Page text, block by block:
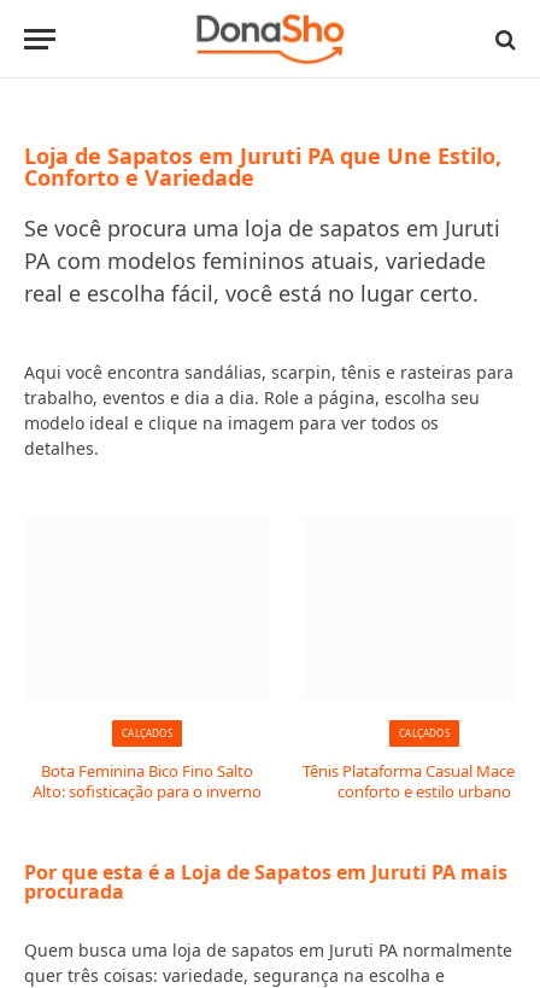
Loja de Sapatos em Juruti PA que Une Estilo,
Conforto e Variedade
Se você procura uma loja de sapatos em Juruti
PA com modelos femininos atuais, variedade
real e escolha fácil, você está no lugar certo.
Aqui você encontra sandálias, scarpin, tênis e rasteiras para
trabalho, eventos e dia a dia. Role a página, escolha seu
modelo ideal e clique na imagem para ver todos os
detalhes.
CALÇADOS
Bota Feminina Bico Fino Salto
Alto: sofisticação para o inverno
CALÇADOS
Tênis Plataforma Casual
conforto e estilo urbano
Por que esta é a Loja de Sapatos em Juruti PA mais
procurada
Quem busca uma loja de sapatos em Juruti PA normalmente
quer três coisas: variedade, segurança na escolha e